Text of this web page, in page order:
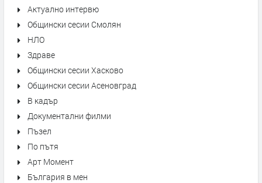
Актуално интервю
Общински сесии Смолян
НЛО
Здраве
Общински сесии Хасково
Общински сесии Асеновград
В кадър
Документални филми
Пъзел
По пътя
Арт Момент
България в мен